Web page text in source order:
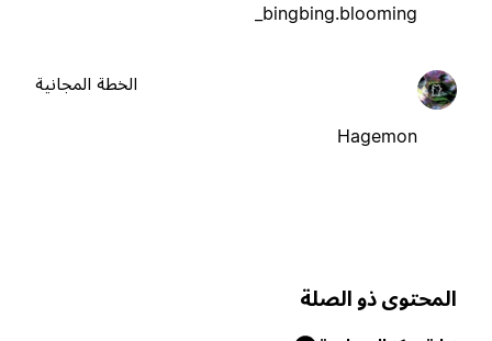
bingbing.blooming_
Hagemon
الخطة المجانية
ذو الصلة